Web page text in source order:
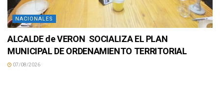
NACIONALES
ALCALDE de VERON SOCIALIZA EL PLAN
MUNICIPAL DE ORDENAMIENTO TERRITORIAL
07/08/2026